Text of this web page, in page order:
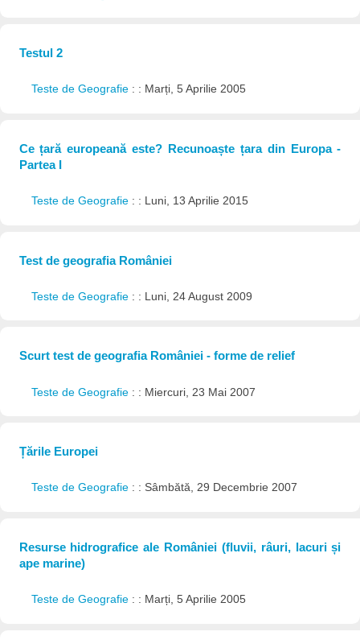
Testul 2
Teste de Geografie : : Marți, 5 Aprilie 2005
Ce țară europeană este? Recunoaște țara din Europa -
Partea I
Teste de Geografie : : Luni, 13 Aprilie 2015
Test de geografia României
Teste de Geografie : : Luni, 24 August 2009
Scurt test de geografia României - forme de relief
Teste de Geografie : : Miercuri, 23 Mai 2007
Țările Europei
Teste de Geografie : : Sâmbătă, 29 Decembrie 2007
Resurse hidrografice ale României (fluvii, râuri, lacuri și
ape marine)
Teste de Geografie : : Marți, 5 Aprilie 2005